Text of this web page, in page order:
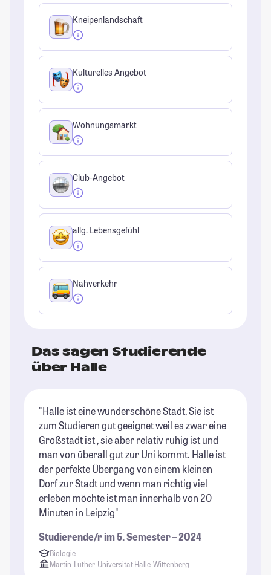
Kneipenlandschaft
Kulturelles Angebot
Wohnungsmarkt
Club-Angebot
allg. Lebensgefühl
Nahverkehr
Das sagen Studierende
über Halle
"Halle ist eine wunderschöne Stadt, Sie ist
zum Studieren gut geeignet weil es zwar eine
Großstadt ist , sie aber relativ ruhig ist und
man von überall gut zur Uni kommt. Halle ist
der perfekte Übergang von einem kleinen
Dorf zur Stadt und wenn man richtig viel
erleben möchte ist man innerhalb von 20
Minuten in Leipzig"
Studierende/r im 5. Semester – 2024
Biologie
Martin-Luther-Universität Halle-Wittenberg